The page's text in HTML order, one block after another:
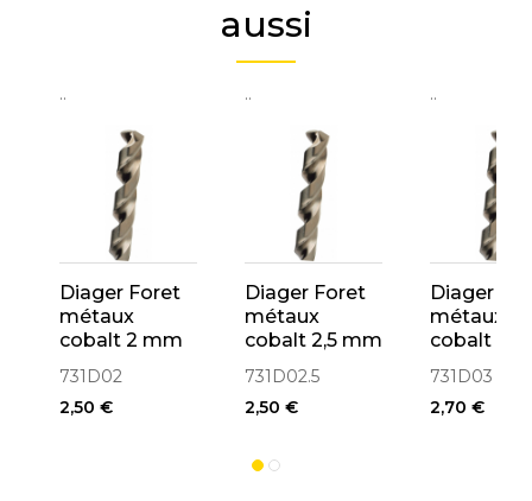
aussi
..
Diager Foret
métaux
cobalt 2 mm
731D02
2,50 €
..
Diager Foret
métaux
cobalt 2,5 mm
731D02.5
2,50 €
..
Diager
métaux
cobalt 3
731D03
2,70 €